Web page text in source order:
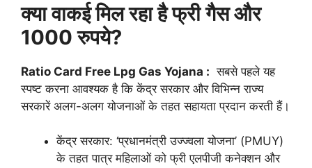
क्या वाकई मिल रहा है फ्री गैस और
1000 रुपये?
Ratio Card Free Lpg Gas Yojana : सबसे पहले यह
स्पष्ट करना आवश्यक है कि केंद्र सरकार और विभिन्न राज्य
सरकारें अलग-अलग योजनाओं के तहत सहायता प्रदान करती हैं।
केंद्र सरकार: ‘प्रधानमंत्री उज्ज्वला योजना’ (PMUY)
के तहत पात्र महिलाओं को फ्री एलपीजी कनेक्शन और